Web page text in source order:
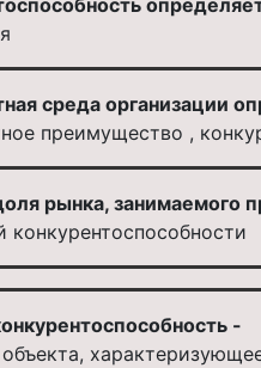
среда организации
преимущество ,
рынка, занимаемого
конкурентоспособности
-